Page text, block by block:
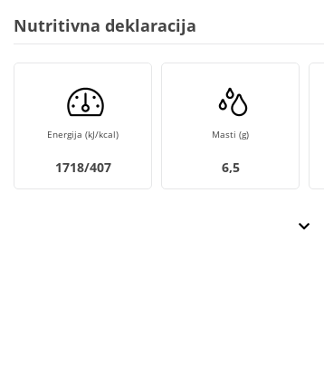
Nutritivna deklaracija
Energija (kJ/kcal)
1718/407
Masti (g)
6,5